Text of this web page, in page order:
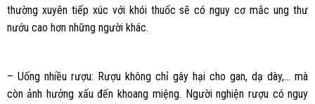
thường xuyên tiếp xúc với khói thuốc sẽ có nguy cơ mắc ung thư
nướu cao hơn những người khác.
– Uống nhiều rượu: Rượu không chỉ gây hại cho gan, dạ dày,… mà
còn ảnh hưởng xấu đến khoang miệng. Người nghiện rượu có nguy